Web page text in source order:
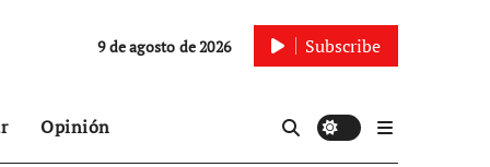
9 de agosto de 2026 Subscribe
Opinión